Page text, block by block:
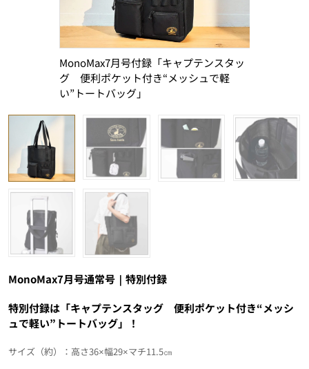
MonoMax7月号付録「キャプテンスタッ
グ 便利ポケット付き“メッシュで軽
い”トートバッグ」
MonoMax7月号通常号｜特別付録
特別付録は「キャプテンスタッグ 便利ポケット付き“メッシ
ュで軽い”トートバッグ」！
サイズ（約）：高さ36×幅29×マチ11.5㎝